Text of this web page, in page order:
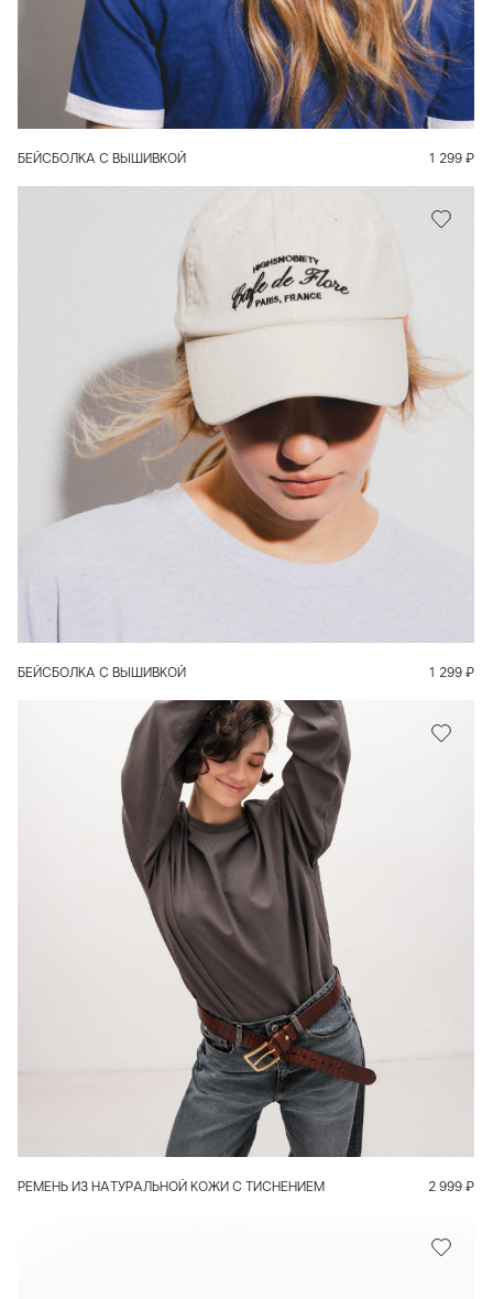
В КОРЗИНУ
БЕЙСБОЛКА С ВЫШИВКОЙ 1 299 ₽
БЕЙСБОЛКА С ВЫШИВКОЙ 1 299 ₽
В КОРЗИНУ
РЕМЕНЬ ИЗ НАТУРАЛЬНОЙ КОЖИ С ТИСНЕНИЕМ 2 999 ₽